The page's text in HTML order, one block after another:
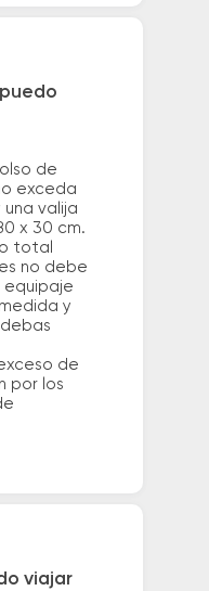
de
exceda
valija
x 30 cm.
total
no debe
equipaje
y
de
por los
viajar